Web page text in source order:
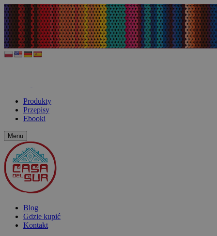
Produkty
Przepisy
Ebooki
Menu
Blog
Gdzie kupić
Kontakt